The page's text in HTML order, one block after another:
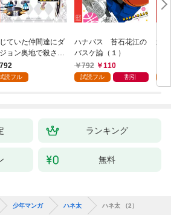
ていた仲間達にダ
ョン奥地で殺され
たがギフト『無限
ャ』でレベル９９
）
792
読フル
ハナバス 苔石花江の
バスケ論（１）
792
110
試読フル 割引
追
強
～
ランキング
無料
少年マンガ ハネ太 ハネ太 （2）